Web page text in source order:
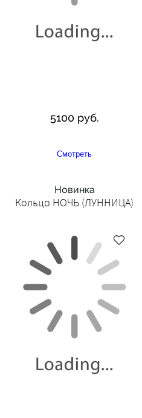
5100 руб.
Смотреть
Новинка
Кольцо НОЧЬ (ЛУННИЦА)